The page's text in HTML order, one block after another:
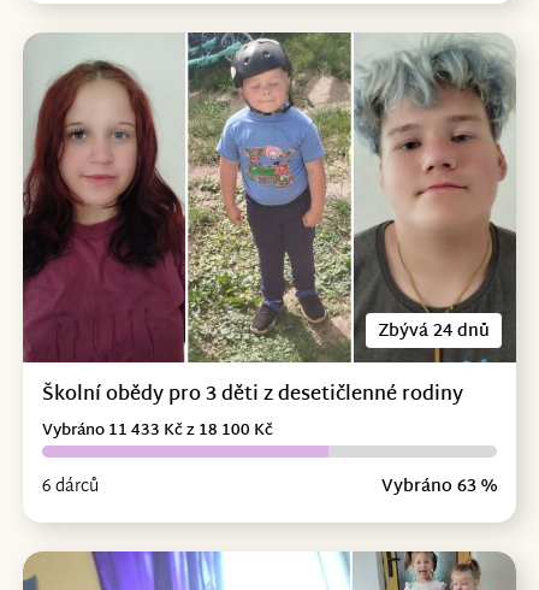
Zbývá 24 dnů
Školní obědy pro 3 děti z desetičlenné rodiny
6 dárců Vybráno 63 %
Vybráno 11 433 Kč z 18 100 Kč